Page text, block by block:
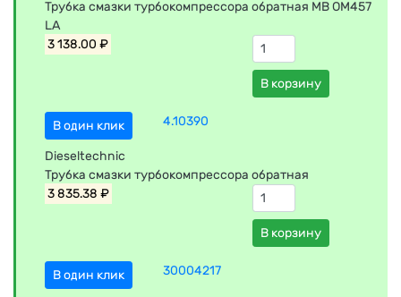
Трубка смазки турбокомпрессора обратная MB OM457
LA
3 138.00 ₽
В корзину
В один клик 4.10390
Dieseltechnic
Трубка смазки турбокомпрессора обратная
3 835.38 ₽
В корзину
В один клик 30004217